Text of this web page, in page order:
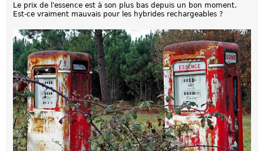
d
e
e
c
h
a
r
g
e
a
b
l
e
u
Le prix de l'essence est à son plus bas depuis un bon moment.
Est-ce vraiment mauvais pour les hybrides rechargeables ?